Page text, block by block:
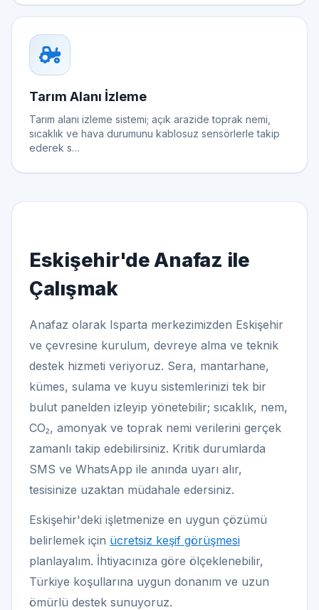
Tarım Alanı İzleme
Tarım alanı izleme sistemi; açık arazide toprak nemi,
sıcaklık ve hava durumunu kablosuz sensörlerle takip
ederek s…
Eskişehir'de Anafaz ile
Çalışmak
Anafaz olarak Isparta merkezimizden Eskişehir
ve çevresine kurulum, devreye alma ve teknik
destek hizmeti veriyoruz. Sera, mantarhane,
kümes, sulama ve kuyu sistemlerinizi tek bir
bulut panelden izleyip yönetebilir; sıcaklık, nem,
CO₂, amonyak ve toprak nemi verilerini gerçek
zamanlı takip edebilirsiniz. Kritik durumlarda
SMS ve WhatsApp ile anında uyarı alır,
tesisinize uzaktan müdahale edersiniz.
Eskişehir'deki işletmenize en uygun çözümü
belirlemek için ücretsiz keşif görüşmesi
planlayalım. İhtiyacınıza göre ölçeklenebilir,
Türkiye koşullarına uygun donanım ve uzun
ömürlü destek sunuyoruz.